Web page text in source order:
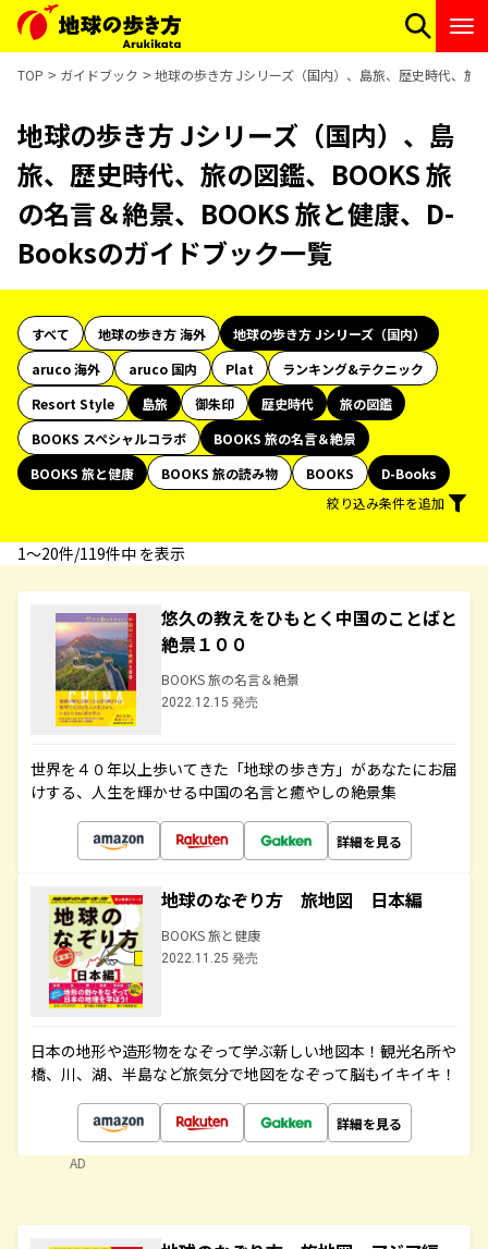
TOP ガイドブック 地球の歩き方 Jシリーズ（国内）、島旅、歴史時代、旅
地球の歩き方 Jシリーズ（国内）、島
旅、歴史時代、旅の図鑑、BOOKS 旅
の名言＆絶景、BOOKS 旅と健康、D-
Booksのガイドブック一覧
すべて 地球の歩き方 海外
地球の歩き方 Jシリーズ（国内）
aruco 海外
aruco 国内 Plat
ランキング&テクニック
Resort Style
島旅 御朱印 歴史時代
旅の図鑑
BOOKS スペシャルコラボ
BOOKS 旅の名言＆絶景
BOOKS 旅と健康
BOOKS 旅の読み物 BOOKS
D-Books
絞り込み条件を追加
1〜20件/119件中 を表示
悠久の教えをひもとく中国のことばと
絶景１００
BOOKS 旅の名言＆絶景
2022.12.15 発売
世界を４０年以上歩いてきた「地球の歩き方」があなたにお届
けする、人生を輝かせる中国の名言と癒やしの絶景集
詳細を見る
地球のなぞり方 旅地図 日本編
BOOKS 旅と健康
2022.11.25 発売
日本の地形や造形物をなぞって学ぶ新しい地図本！観光名所や
橋、川、湖、半島など旅気分で地図をなぞって脳もイキイキ！
詳細を見る
AD